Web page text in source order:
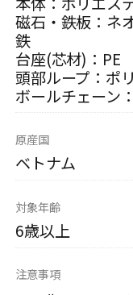
磁石・鉄板：ネ
鉄
台座(芯材)：PE
頭部ループ：ポ
ボールチェーン
原産国
ベトナム
対象年齢
6歳以上
注意事項